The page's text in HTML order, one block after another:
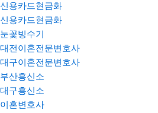
신용카드현금화
신용카드현금화
눈꽃빙수기
대전이혼전문변호사
대구이혼전문변호사
부산흥신소
대구흥신소
이혼변호사